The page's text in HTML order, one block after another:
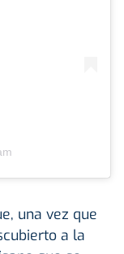
una vez que
a la